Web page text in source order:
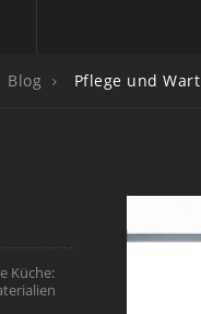
Blog Pflege und
Küche: